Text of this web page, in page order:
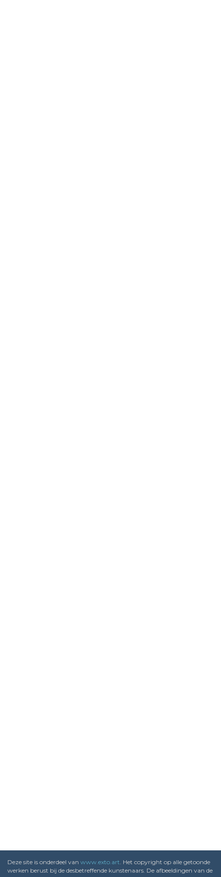
Deze site is onderdeel van www.exto.art. Het copyright op alle getoonde
werken berust bij de desbetreffende kunstenaars. De afbeeldingen van de